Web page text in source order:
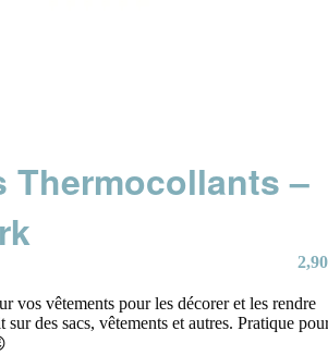
Thermocollants –
2,90
vos vêtements pour les décorer et les rendre
sur des sacs, vêtements et autres. Pratique